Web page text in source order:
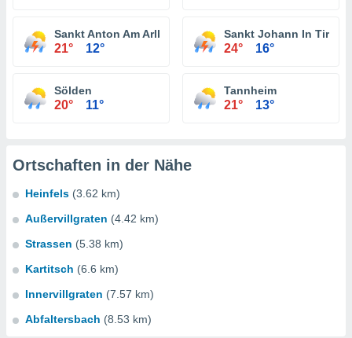
Sankt Anton Am Arlberg
21° 12°
Sankt Johann In Tirol
24° 16°
Sölden
20° 11°
Tannheim
21° 13°
Ortschaften in der Nähe
Heinfels (3.62 km)
Außervillgraten (4.42 km)
Strassen (5.38 km)
Kartitsch (6.6 km)
Innervillgraten (7.57 km)
Abfaltersbach (8.53 km)